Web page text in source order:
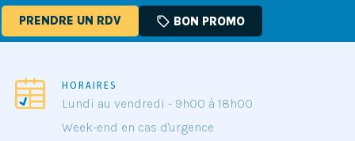
PRENDRE UN RDV sell BON PROMO
HORAIRES
Lundi au vendredi - 9h00 à 18h00
Week-end en cas d'urgence